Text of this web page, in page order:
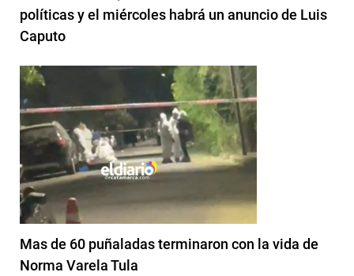
políticas y el miércoles habrá un anuncio de Luis
Caputo
Mas de 60 puñaladas terminaron con la vida de
Norma Varela Tula